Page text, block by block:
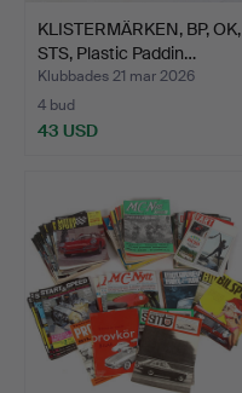
KLISTERMÄRKEN, BP, OK,
STS, Plastic Paddin…
Klubbades 21 mar 2026
4 bud
43 USD